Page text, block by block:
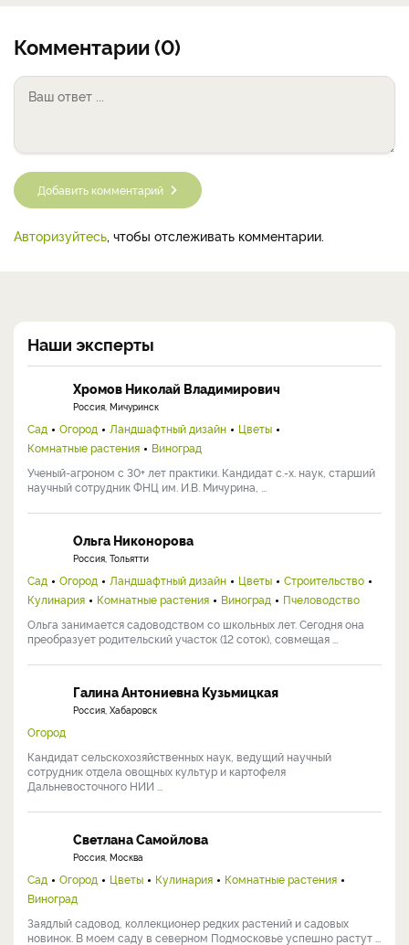
Комментарии (0)
Добавить комментарий
Авторизуйтесь , чтобы отслеживать комментарии.
Наши эксперты
Хромов Николай Владимирович
Россия, Мичуринск
Сад Огород Ландшафтный дизайн
Цветы
Комнатные растения
Виноград
Ученый-агроном с 30+ лет практики. Кандидат с.-х. наук, старший
научный сотрудник ФНЦ им. И.В. Мичурина, ...
Ольга Никонорова
Россия, Тольятти
Сад Огород Ландшафтный дизайн Цветы
Строительство
Кулинария
Комнатные растения Виноград
Пчеловодство
Ольга занимается садоводством со школьных лет. Сегодня она
преобразует родительский участок (12 соток), совмещая ...
Галина Антониевна Кузьмицкая
Россия, Хабаровск
Огород
Кандидат сельскохозяйственных наук, ведущий научный
сотрудник отдела овощных культур и картофеля
Дальневосточного НИИ ...
Светлана Самойлова
Россия, Москва
Сад Огород Цветы Кулинария
Комнатные растения
Виноград
Заядлый садовод, коллекционер редких растений и садовых
новинок. В моем саду в северном Подмосковье успешно растут ...